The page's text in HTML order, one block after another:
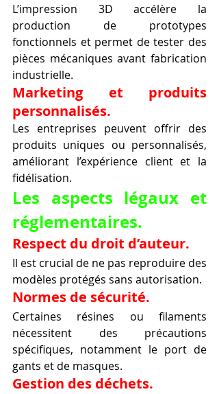
L’impression 3D accélère la
production de prototypes
fonctionnels et permet de tester des
pièces mécaniques avant fabrication
industrielle.
Marketing et produits
personnalisés.
Les entreprises peuvent offrir des
produits uniques ou personnalisés,
améliorant l’expérience client et la
fidélisation.
Les aspects légaux et
réglementaires.
Respect du droit d’auteur.
Il est crucial de ne pas reproduire des
modèles protégés sans autorisation.
Normes de sécurité.
Certaines résines ou filaments
nécessitent des précautions
spécifiques, notamment le port de
gants et de masques.
Gestion des déchets.